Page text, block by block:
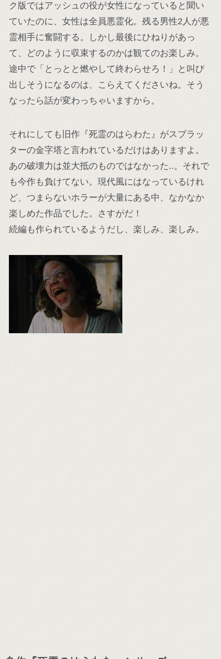
ク版ではアッシュの役が女性になっていると聞い
ていたのに、女性は全員悪霊化。残る男性2人が悪
霊相手に奮闘する。しかし最後にひねりがあっ
て、どのように収束するのかは観てのお楽しみ。
途中で「とっとと燃やして終わらせろ！」と叫び
出しそうになるのは、こらえてくださいね。そう
なったら話が変わっちゃいますから。
それにしても旧作『死霊のはらわた』がスプラッ
ターの金字塔と言われているだけはありますよ。
あの破壊力は並大抵のものではなかった..。それで
も今作も負けてない。現代風にはなっているけれ
ど、つまらないホラーが大量にある中、なかなか
楽しめた作品でした。さすがだ！
続編も作られているようだし、楽しみ、楽しみ。